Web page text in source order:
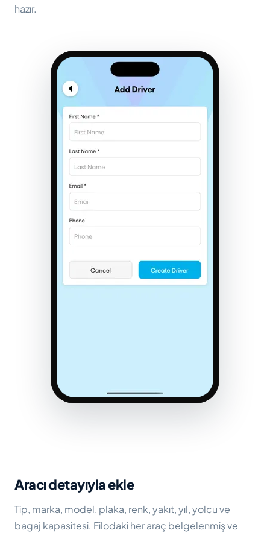
hazır.
Aracı detayıyla ekle
Tip, marka, model, plaka, renk, yakıt, yıl, yolcu ve
bagaj kapasitesi. Filodaki her araç belgelenmiş ve